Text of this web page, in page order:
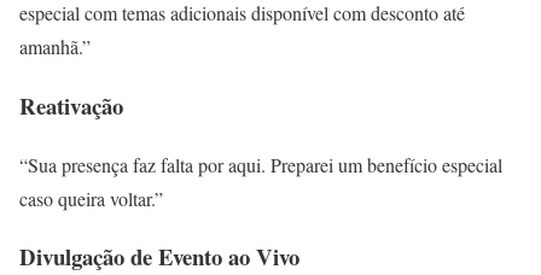
especial com temas adicionais disponível com desconto até
amanhã.”
Reativação
“Sua presença faz falta por aqui. Preparei um benefício especial
caso queira voltar.”
Divulgação de Evento ao Vivo